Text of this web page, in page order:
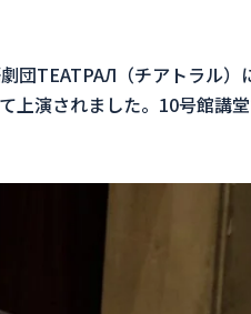
団ТЕАТРАЛ（チアトラル）
上演されました。10号館講